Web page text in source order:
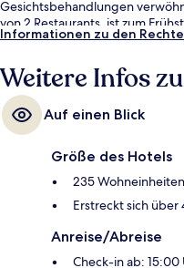
Gesichtsbehandlungen
von 2 Restaurants, ist zum
geöffnet. Weitere Highlights
Personal und den allgemeinen
Informationen zu den
Weitere Infos
Auf einen Blick
Größe des Hotels
235 Wohneinheiten
Erstreckt sich über
Anreise/Abreise
Check-in ab: